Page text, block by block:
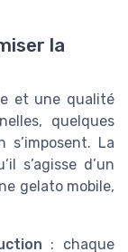
la
et une qualité
quelques
s’imposent. La
s’agisse d’un
gelato mobile,
: chaque